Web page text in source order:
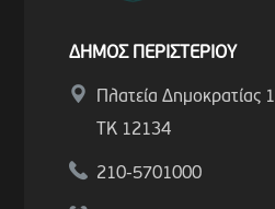
ΔΗΜΟΣ ΠΕΡΙΣΤΕΡΙΟΥ
Πλατεία Δημοκρατίας 1
ΤΚ 12134
210-5701000